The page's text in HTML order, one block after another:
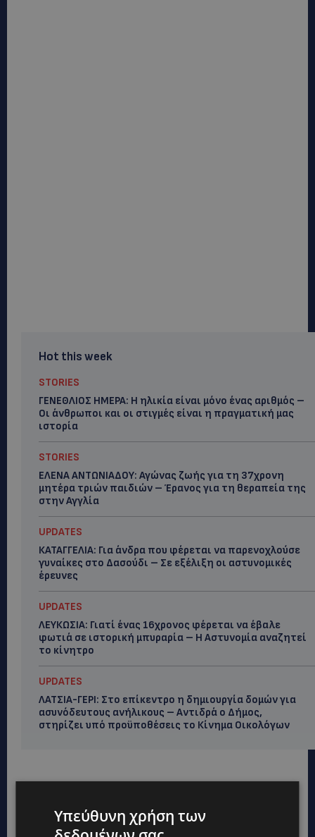
Hot this week
STORIES
ΓΕΝΕΘΛΙΟΣ ΗΜΕΡΑ: Η ηλικία είναι μόνο ένας αριθμός –
Οι άνθρωποι και οι στιγμές είναι η πραγματική μας
ιστορία
STORIES
ΕΛΕΝΑ ΑΝΤΩΝΙΑΔΟΥ: Αγώνας ζωής για τη 37χρονη
μητέρα τριών παιδιών – Έρανος για τη θεραπεία της
στην Αγγλία
UPDATES
ΚΑΤΑΓΓΕΛΙΑ: Για άνδρα που φέρεται να παρενοχλούσε
γυναίκες στο Δασούδι – Σε εξέλιξη οι αστυνομικές
έρευνες
UPDATES
ΛΕΥΚΩΣΙΑ: Γιατί ένας 16χρονος φέρεται να έβαλε
φωτιά σε ιστορική μπυραρία – Η Αστυνομία αναζητεί
το κίνητρο
UPDATES
ΛΑΤΣΙΑ-ΓΕΡΙ: Στο επίκεντρο η δημιουργία δομών για
ασυνόδευτους ανήλικους – Αντιδρά ο Δήμος,
στηρίζει υπό προϋποθέσεις το Κίνημα Οικολόγων
Υπεύθυνη χρήση των